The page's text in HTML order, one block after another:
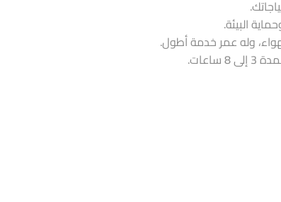
البيئة.
وله عمر خدمة أطول.